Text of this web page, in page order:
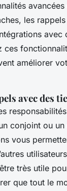
avancées
les
avec
ces
améliorer
avec des
conjoint ou
vous
très utile
que tout le